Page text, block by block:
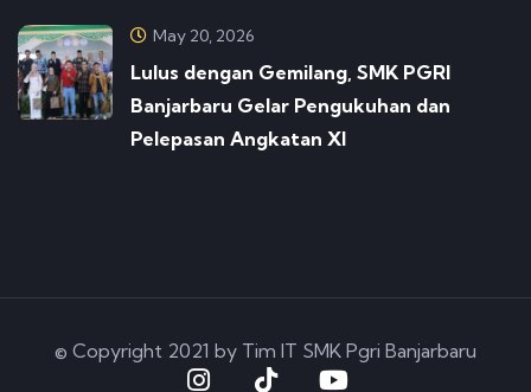
May 20, 2026
Lulus dengan Gemilang, SMK PGRI
Banjarbaru Gelar Pengukuhan dan
Pelepasan Angkatan XI
© Copyright 2021 by Tim IT SMK Pgri Banjarbaru